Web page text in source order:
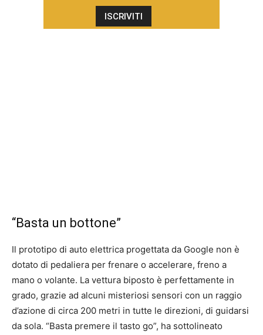
“Basta un bottone”
Il prototipo di auto elettrica progettata da Google non è
dotato di pedaliera per frenare o accelerare, freno a
mano o volante. La vettura biposto è perfettamente in
grado, grazie ad alcuni misteriosi sensori con un raggio
d’azione di circa 200 metri in tutte le direzioni, di guidarsi
da sola. “Basta premere il tasto go”, ha sottolineato